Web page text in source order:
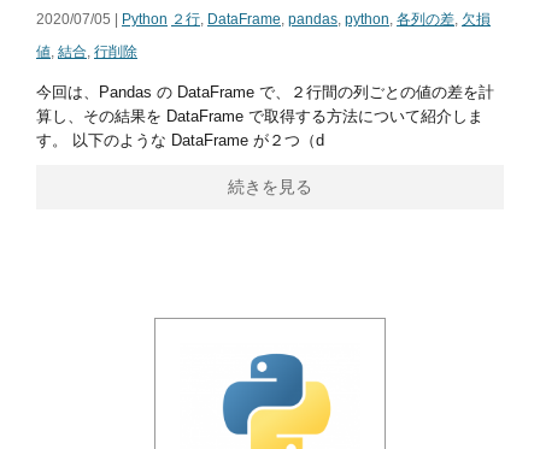
2020/07/05 | Python ２行, DataFrame, pandas, python, 各列の差, 欠損
値, 結合, 行削除
今回は、Pandas の DataFrame で、２行間の列ごとの値の差を計
算し、その結果を DataFrame で取得する方法について紹介しま
す。 以下のような DataFrame が２つ（d
続きを見る